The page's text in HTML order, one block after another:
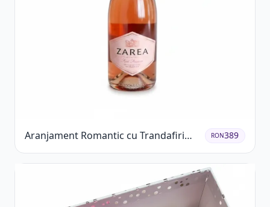
Aranjament Romantic cu Trandafiri
Roșii și Șampanie rose
RON389